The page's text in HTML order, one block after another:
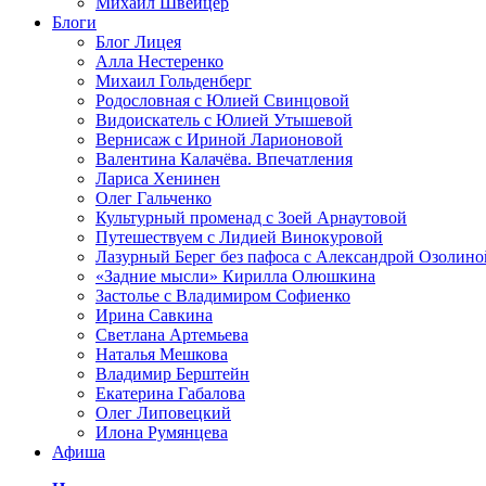
Блоги
Блог Лицея
Алла Нестеренко
Михаил Гольденберг
Родословная с Юлией Свинцовой
Видоискатель с Юлией Утышевой
Вернисаж с Ириной Ларионовой
Валентина Калачёва. Впечатления
Лариса Хенинен
Олег Гальченко
Культурный променад с Зоей Арнаутовой
Путешествуем с Лидией Винокуровой
Лазурный Берег без пафоса с Александрой
«Задние мысли» Кирилла Олюшкина
Застолье с Владимиром Софиенко
Ирина Савкина
Светлана Артемьева
Наталья Мешкова
Владимир Берштейн
Екатерина Габалова
Олег Липовецкий
Илона Румянцева
Афиша